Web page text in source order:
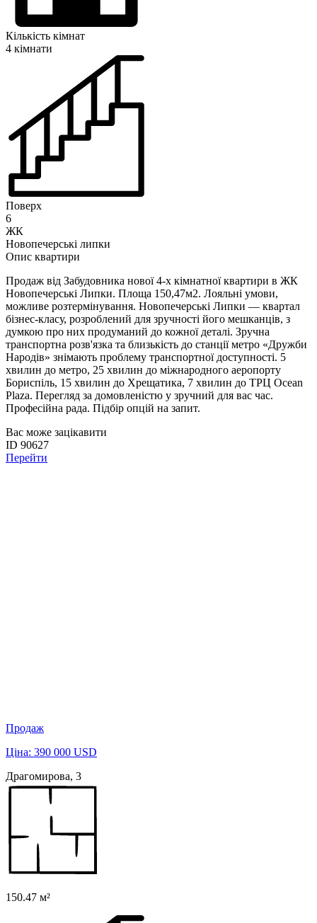
Кількість кімнат
4 кімнати
Поверх
6
ЖК
Новопечерські липки
Опис квартири
Продаж від Забудовника нової 4-х кімнатної квартири в ЖК
Новопечерські Липки. Площа 150,47м2. Лояльні умови,
можливе розтермінування. Новопечерські Липки — квартал
бізнес-класу, розроблений для зручності його мешканців, з
думкою про них продуманий до кожної деталі. Зручна
транспортна розв'язка та близькість до станції метро «Дружби
Народів» знімають проблему транспортної доступності. 5
хвилин до метро, 25 хвилин до міжнародного аеропорту
Бориспіль, 15 хвилин до Хрещатика, 7 хвилин до ТРЦ Ocean
Plaza. Перегляд за домовленістю у зручний для вас час.
Професійна рада. Підбір опцій на запит.
Вас може зацікавити
ID 90627
Перейти
Продаж
Ціна: 390 000 USD
Драгомирова, 3
150.47 м²